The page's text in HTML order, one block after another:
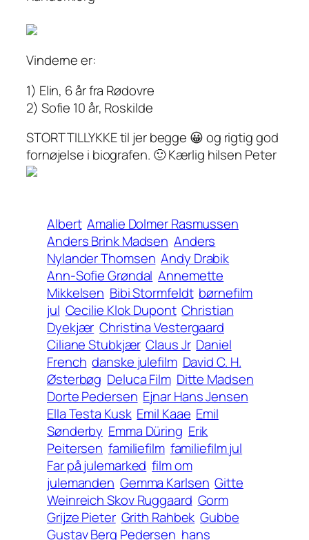
Vinderne er:
1) Elin, 6 år fra Rødovre
2) Sofie 10 år, Roskilde
STORT TILLYKKE til jer begge 😀 og rigtig god
fornøjelse i biografen. 🙂 Kærlig hilsen Peter
Albert Amalie Dolmer Rasmussen
Anders Brink Madsen Anders
Nylander Thomsen Andy Drabik
Ann-Sofie Grøndal Annemette
Mikkelsen Bibi Stormfeldt børnefilm
jul Cecilie Klok Dupont Christian
Dyekjær Christina Vestergaard
Ciliane Stubkjær Claus Jr Daniel
French danske julefilm David C. H.
Østerbøg Deluca Film Ditte Madsen
Dorte Pedersen Ejnar Hans Jensen
Ella Testa Kusk Emil Kaae Emil
Sønderby Emma Düring Erik
Peitersen familiefilm familiefilm jul
Far på julemarked film om
julemanden Gemma Karlsen Gitte
Weinreich Skov Ruggaard Gorm
Grijze Pieter Grith Rahbek Gubbe
Gustav Berg Pedersen hans